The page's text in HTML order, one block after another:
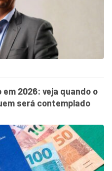
2026: veja quando o
será contemplado